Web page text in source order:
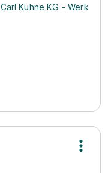
Carl Kühne KG - Werk